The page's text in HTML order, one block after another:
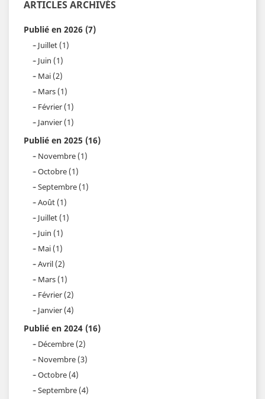
ARTICLES ARCHIVÉS
Publié en 2026 (7)
Juillet (1)
Juin (1)
Mai (2)
Mars (1)
Février (1)
Janvier (1)
Publié en 2025 (16)
Novembre (1)
Octobre (1)
Septembre (1)
Août (1)
Juillet (1)
Juin (1)
Mai (1)
Avril (2)
Mars (1)
Février (2)
Janvier (4)
Publié en 2024 (16)
Décembre (2)
Novembre (3)
Octobre (4)
Septembre (4)